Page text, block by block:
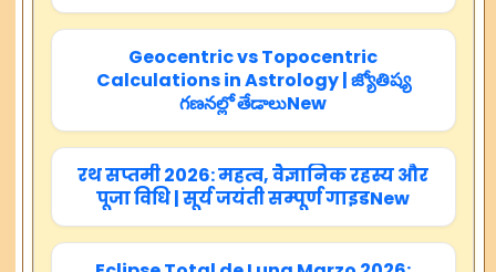
Geocentric vs Topocentric
Calculations in Astrology | జ్యోతిష్య
గణనల్లో తేడాలుNew
रथ सप्तमी 2026: महत्व, वैज्ञानिक रहस्य और
पूजा विधि | सूर्य जयंती सम्पूर्ण गाइडNew